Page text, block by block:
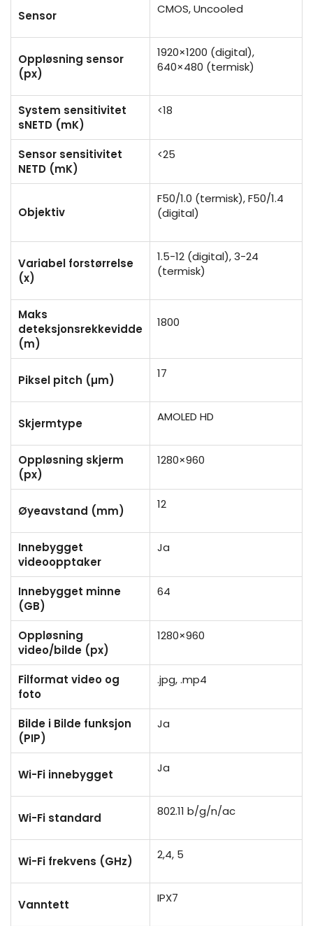
Sensor CMOS, Uncooled
Oppløsning sensor
(px)
1920×1200 (digital),
640×480 (termisk)
System sensitivitet
sNETD (mK)
<18
Sensor sensitivitet
NETD (mK)
<25
Objektiv
F50/1.0 (termisk), F50/1.4
(digital)
Variabel forstørrelse
(x)
1.5-12 (digital), 3-24
(termisk)
Maks
deteksjonsrekkevidde
(m)
1800
Piksel pitch (µm) 17
Skjermtype AMOLED HD
Oppløsning skjerm
(px)
1280×960
Øyeavstand (mm) 12
Innebygget
videoopptaker
Ja
Innebygget minne
(GB)
64
Oppløsning
video/bilde (px)
1280×960
Filformat video og
foto
.jpg, .mp4
Bilde i Bilde funksjon
(PIP)
Ja
Wi-Fi innebygget Ja
Wi-Fi standard 802.11 b/g/n/ac
Wi-Fi frekvens (GHz) 2,4, 5
Vanntett IPX7